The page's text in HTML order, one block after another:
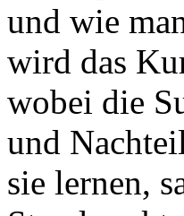
und wie
wird das
wobei die
und
sie lernen,